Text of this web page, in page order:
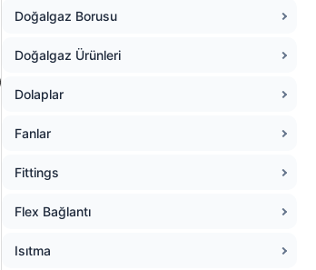
Doğalgaz Borusu
Doğalgaz Ürünleri
Dolaplar
Fanlar
Fittings
Flex Bağlantı
Isıtma